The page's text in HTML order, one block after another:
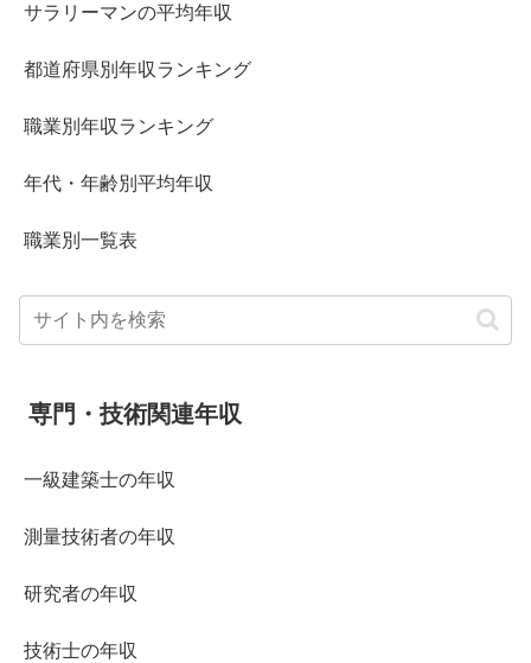
サラリーマンの平均年収
都道府県別年収ランキング
職業別年収ランキング
年代・年齢別平均年収
職業別一覧表
専門・技術関連年収
一級建築士の年収
測量技術者の年収
研究者の年収
技術士の年収